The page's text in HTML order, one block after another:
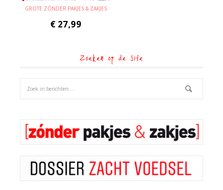
GROTE ZÓNDER PAKJES & ZAKJES
€ 27,99
Zoeken op de site